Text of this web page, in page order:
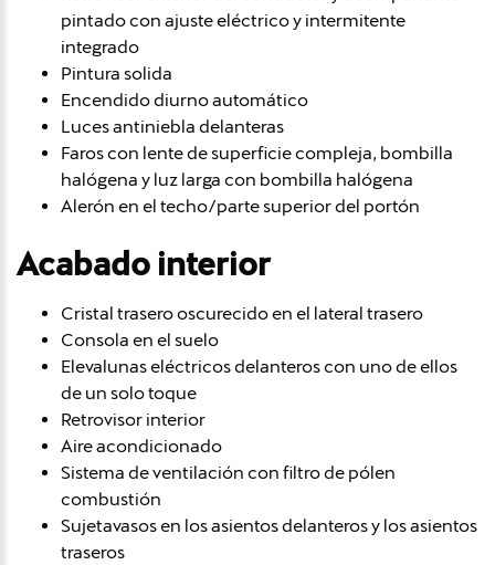
pintado con ajuste eléctrico y intermitente
integrado
Pintura solida
Encendido diurno automático
Luces antiniebla delanteras
Faros con lente de superficie compleja, bombilla
halógena y luz larga con bombilla halógena
Alerón en el techo/parte superior del portón
Acabado interior
Cristal trasero oscurecido en el lateral trasero
Consola en el suelo
Elevalunas eléctricos delanteros con uno de ellos
de un solo toque
Retrovisor interior
Aire acondicionado
Sistema de ventilación con filtro de pólen
combustión
Sujetavasos en los asientos delanteros y los asientos
traseros